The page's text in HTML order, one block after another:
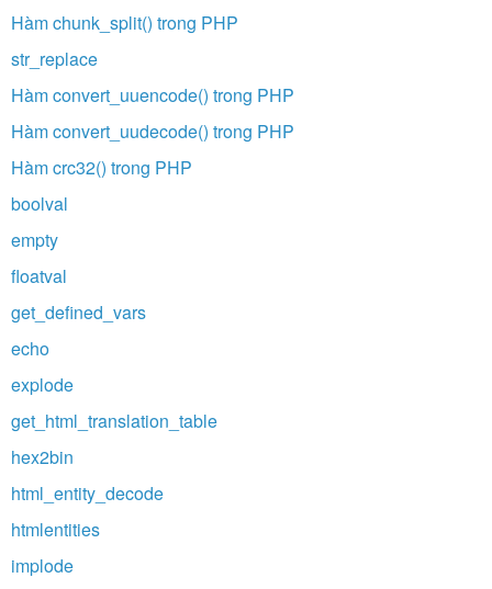
Hàm chunk_split() trong PHP
str_replace
Hàm convert_uuencode() trong PHP
Hàm convert_uudecode() trong PHP
Hàm crc32() trong PHP
boolval
empty
floatval
get_defined_vars
echo
explode
get_html_translation_table
hex2bin
html_entity_decode
htmlentities
implode